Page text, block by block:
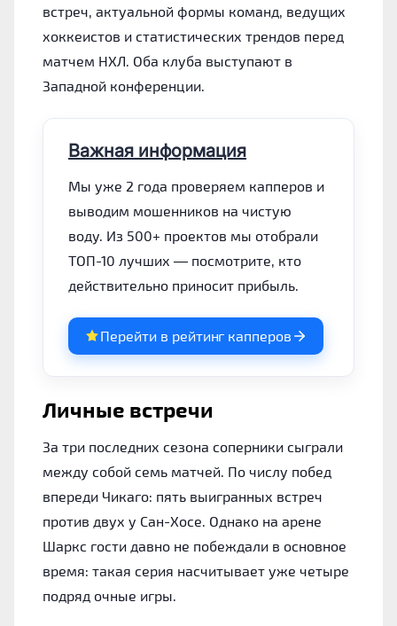
встреч, актуальной формы команд, ведущих
хоккеистов и статистических трендов перед
матчем НХЛ. Оба клуба выступают в
Западной конференции.
Важная информация
Мы уже 2 года проверяем капперов и
выводим мошенников на чистую
воду. Из 500+ проектов мы отобрали
ТОП-10 лучших — посмотрите, кто
действительно приносит прибыль.
Перейти в рейтинг капперов
Личные встречи
За три последних сезона соперники сыграли
между собой семь матчей. По числу побед
впереди Чикаго: пять выигранных встреч
против двух у Сан-Хосе. Однако на арене
Шаркс гости давно не побеждали в основное
время: такая серия насчитывает уже четыре
подряд очные игры.